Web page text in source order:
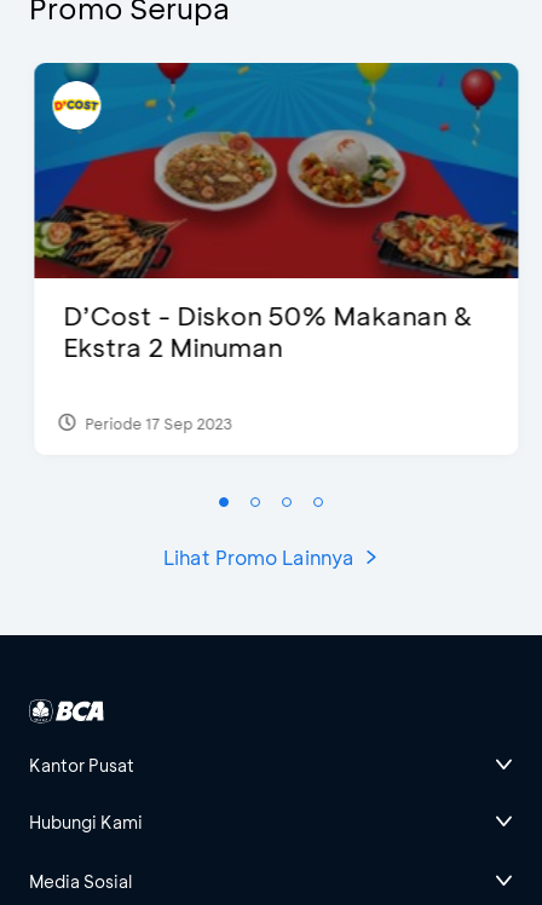
Promo Serupa
D’Cost - Diskon 50% Makanan &
Ekstra 2 Minuman
Periode 17 Sep 2023
Lihat Promo Lainnya
Kantor Pusat
Hubungi Kami
Media Sosial